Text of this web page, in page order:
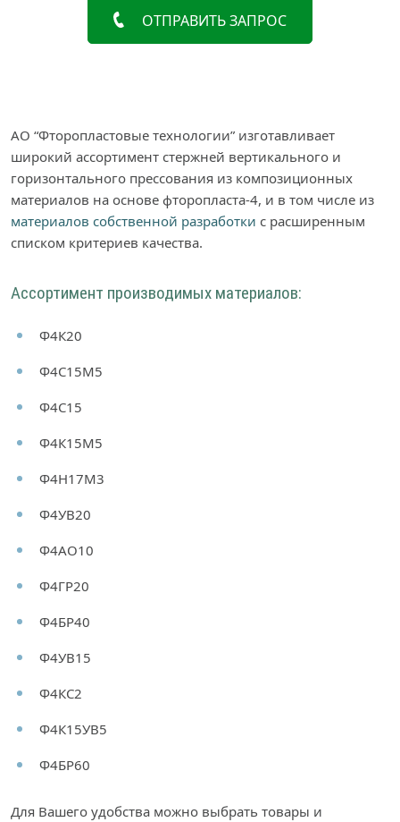
ОТПРАВИТЬ ЗАПРОС
АО “Фторопластовые технологии” изготавливает
широкий ассортимент стержней вертикального и
горизонтального прессования из композиционных
материалов на основе фторопласта-4, и в том числе из
материалов собственной разработки с расширенным
списком критериев качества.
Ассортимент производимых материалов:
Ф4К20
Ф4С15М5
Ф4С15
Ф4К15М5
Ф4Н17М3
Ф4УВ20
Ф4АО10
Ф4ГР20
Ф4БР40
Ф4УВ15
Ф4КС2
Ф4К15УВ5
Ф4БР60
Для Вашего удобства можно выбрать товары и